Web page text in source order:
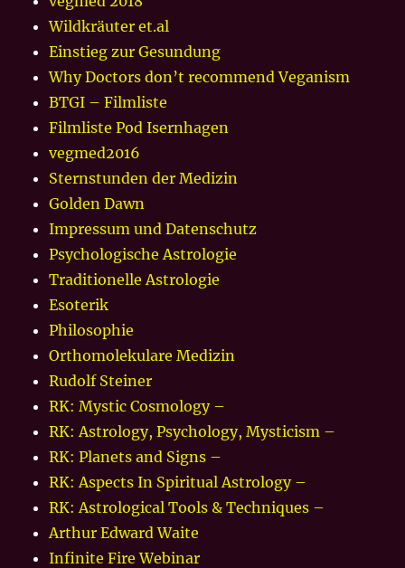
Wildkräuter et.al
Einstieg zur Gesundung
Why Doctors don’t recommend Veganism
BTGI – Filmliste
Filmliste Pod Isernhagen
vegmed2016
Sternstunden der Medizin
Golden Dawn
Impressum und Datenschutz
Psychologische Astrologie
Traditionelle Astrologie
Esoterik
Philosophie
Orthomolekulare Medizin
Rudolf Steiner
RK: Mystic Cosmology –
RK: Astrology, Psychology, Mysticism –
RK: Planets and Signs –
RK: Aspects In Spiritual Astrology –
RK: Astrological Tools & Techniques –
Arthur Edward Waite
Infinite Fire Webinar